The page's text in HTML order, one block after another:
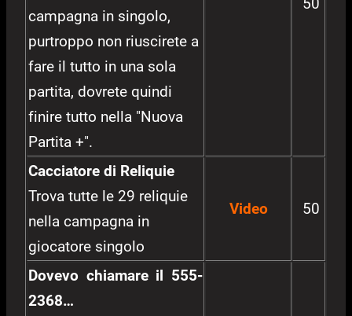
campagna in singolo,
purtroppo non riuscirete a
fare il tutto in una sola
partita, dovrete quindi
finire tutto nella "Nuova
Partita +".
50
Cacciatore di Reliquie
Trova tutte le 29 reliquie
nella campagna in
giocatore singolo
Video 50
Dovevo chiamare il 555-
2368…